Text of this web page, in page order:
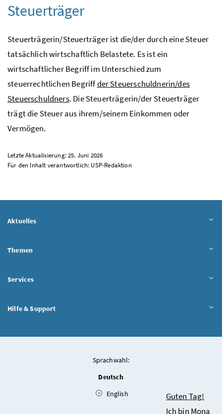
Steuerträger
Steuerträgerin/Steuerträger ist die/der durch eine Steuer
tatsächlich wirtschaftlich Belastete. Es ist ein
wirtschaftlicher Begriff im Unterschied zum
steuerrechtlichen Begriffder Steuerschuldnerin/des
Steuerschuldners. Die Steuerträgerin/der Steuerträger
trägt die Steuer aus ihrem/seinem Einkommen oder
Vermögen.
Letzte Aktualisierung: 25. Juni 2026
Für den Inhalt verantwortlich: USP-Redaktion
Aktuelles
Themen
Services
Hilfe & Support
Sprachwahl:
Deutsch
English
Chatbot
Guten Tag!
Ich bin Mona